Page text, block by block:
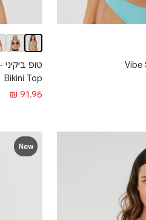
Bikini Top
מחיר
91.96 ₪
New